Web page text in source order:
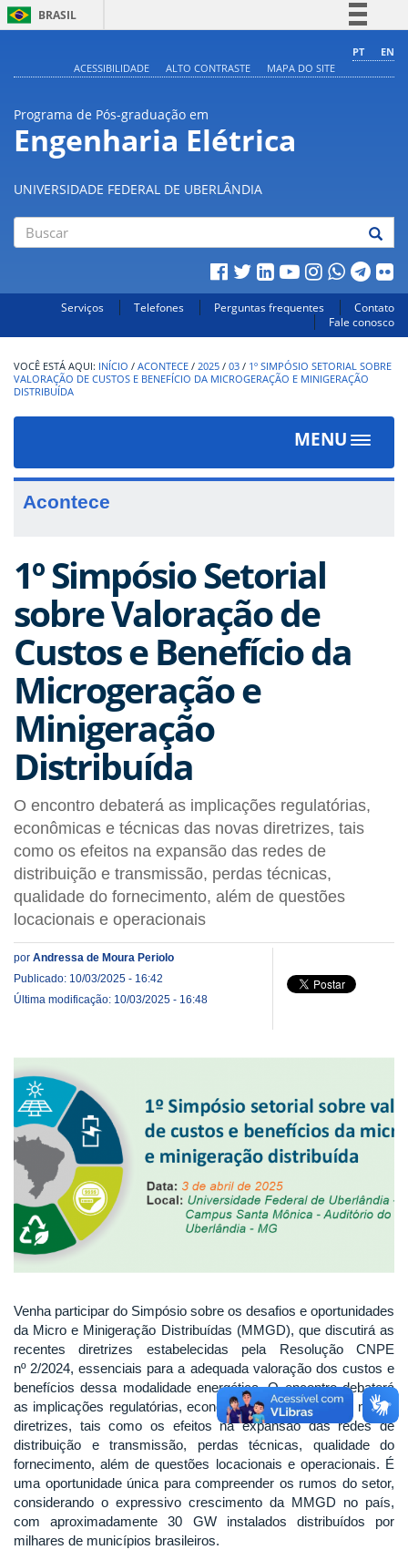
BRASIL
Comunica BR
Acesso à informação
Legislação
PT
EN
ACESSIBILIDADE
ALTO CONTRASTE MAPA DO SITE
Programa de Pós-graduação em
Engenharia Elétrica
UNIVERSIDADE FEDERAL DE UBERLÂNDIA
Serviços Telefones Perguntas frequentes
Contato
Fale conosco
INÍCIO / ACONTECE / 2025 / 03 / 1º SIMPÓSIO SETORIAL SOBRE
VALORAÇÃO DE CUSTOS E BENEFÍCIO DA MICROGERAÇÃO E MINIGERAÇÃO
DISTRIBUÍDA
MENU
Toggle
Acontece
1º Simpósio Setorial
sobre Valoração de
Custos e Benefício da
Microgeração e
Minigeração
Distribuída
O encontro debaterá as implicações regulatórias,
econômicas e técnicas das novas diretrizes, tais
como os efeitos na expansão das redes de
distribuição e transmissão, perdas técnicas,
qualidade do fornecimento, além de questões
locacionais e operacionais
por Andressa de Moura Periolo
Publicado: 10/03/2025 - 16:42
Última modificação: 10/03/2025 - 16:48
Venha participar do Simpósio sobre os desafios e oportunidades
da Micro e Minigeração Distribuídas (MMGD), que discutirá as
recentes diretrizes estabelecidas pela Resolução CNPE
nº 2/2024, essenciais para a adequada valoração dos custos e
benefícios dessa modalidade energética. O encontro debaterá
as implicações regulatórias, econômicas e técnicas das novas
diretrizes, tais como os efeitos na expansão das redes de
distribuição e transmissão, perdas técnicas, qualidade do
fornecimento, além de questões locacionais e operacionais. É
uma oportunidade única para compreender os rumos do setor,
considerando o expressivo crescimento da MMGD no país,
com aproximadamente 30 GW instalados distribuídos por
milhares de municípios brasileiros.